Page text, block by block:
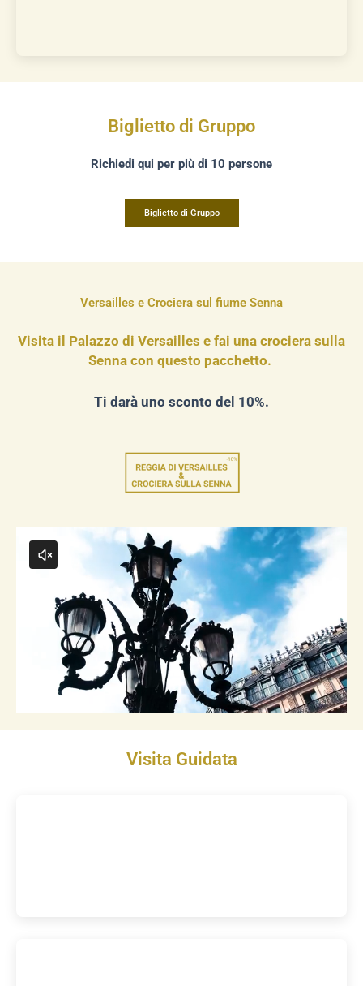
Biglietto di Gruppo
Richiedi qui per più di 10 persone
Biglietto di Gruppo
Versailles e Crociera sul fiume Senna
Visita il Palazzo di Versailles e fai una crociera sulla
Senna con questo pacchetto.
Ti darà uno sconto del 10%.
Visita Guidata